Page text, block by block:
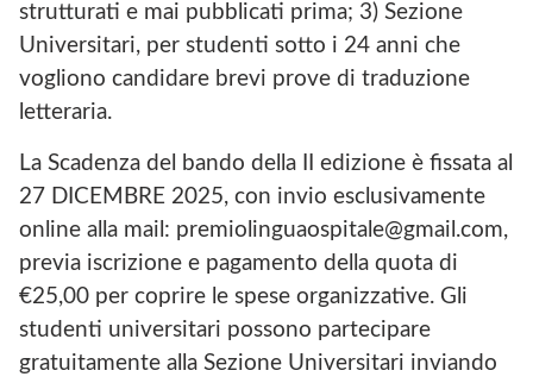
strutturati e mai pubblicati prima; 3) Sezione
Universitari, per studenti sotto i 24 anni che
vogliono candidare brevi prove di traduzione
letteraria.
La Scadenza del bando della II edizione è fissata al
27 DICEMBRE 2025, con invio esclusivamente
online alla mail: premiolinguaospitale@gmail.com,
previa iscrizione e pagamento della quota di
€25,00 per coprire le spese organizzative. Gli
studenti universitari possono partecipare
gratuitamente alla Sezione Universitari inviando